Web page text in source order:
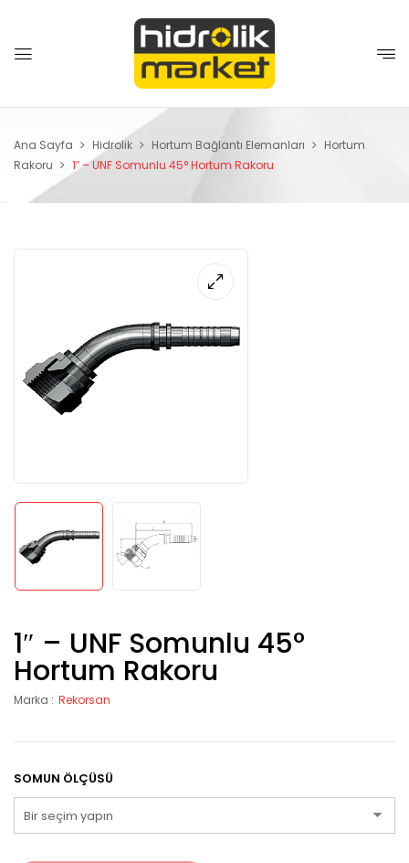
Ana Sayfa Hidrolik Hortum Bağlantı Elemanları
Hortum
Rakoru
1″ – UNF Somunlu 45° Hortum Rakoru
1″ – UNF Somunlu 45°
Hortum Rakoru
Marka : Rekorsan
SOMUN ÖLÇÜSÜ